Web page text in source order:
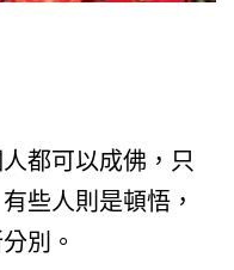
都可以成佛，只
些人則是頓悟，
別。